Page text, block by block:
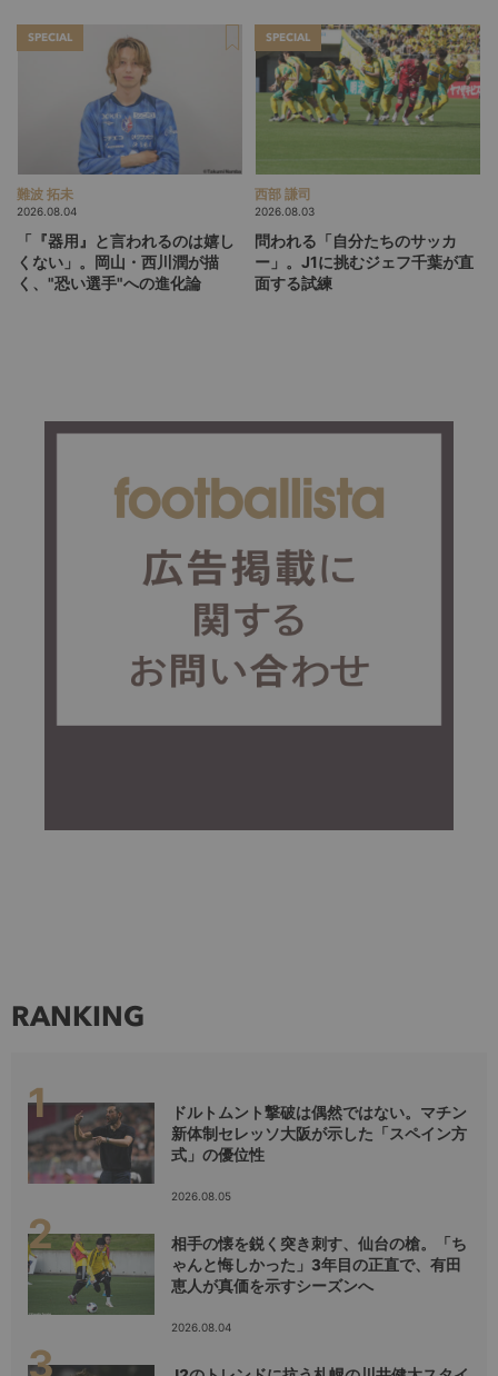
SPECIAL
難波 拓未
2026.08.04
「『器用』と言われるのは嬉し
くない」。岡山・西川潤が描
く、"恐い選手"への進化論
SPECIAL
西部 謙司
2026.08.03
問われる「自分たちのサッカ
ー」。J1に挑むジェフ千葉が直
面する試練
RANKING
ドルトムント撃破は偶然ではない。マチン
新体制セレッソ大阪が示した「スペイン方
式」の優位性
2026.08.05
相手の懐を鋭く突き刺す、仙台の槍。「ち
ゃんと悔しかった」3年目の正直で、有田
恵人が真価を示すシーズンへ
2026.08.04